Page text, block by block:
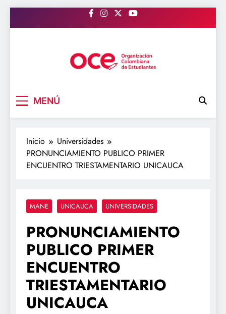
al
MENÚ
Inicio
Universidades
PRONUNCIAMIENTO PUBLICO PRIMER
ENCUENTRO TRIESTAMENTARIO UNICAUCA
MANE UNICAUCA UNIVERSIDADES
PRONUNCIAMIENTO
PUBLICO PRIMER
ENCUENTRO
TRIESTAMENTARIO
UNICAUCA